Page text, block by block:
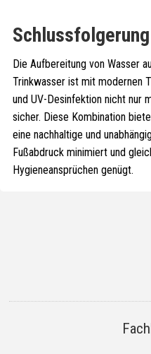
Schlussfolgerung
Die Aufbereitung von Wasser
Trinkwasser ist mit modernen
und UV-Desinfektion nicht nur
sicher. Diese Kombination
eine nachhaltige und
Fußabdruck minimiert und
Hygieneansprüchen genügt.